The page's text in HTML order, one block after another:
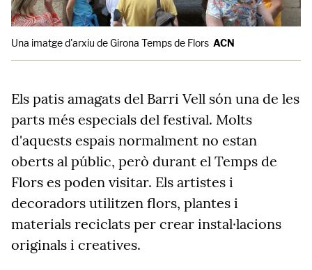
Una imatge d'arxiu de Girona Temps de Flors ACN
Els patis amagats del Barri Vell són una de les
parts més especials del festival. Molts
d'aquests espais normalment no estan
oberts al públic, però durant el Temps de
Flors es poden visitar. Els artistes i
decoradors utilitzen flors, plantes i
materials reciclats per crear instal·lacions
originals i creatives.